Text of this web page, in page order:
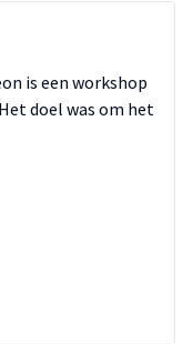
is een workshop
doel was om het